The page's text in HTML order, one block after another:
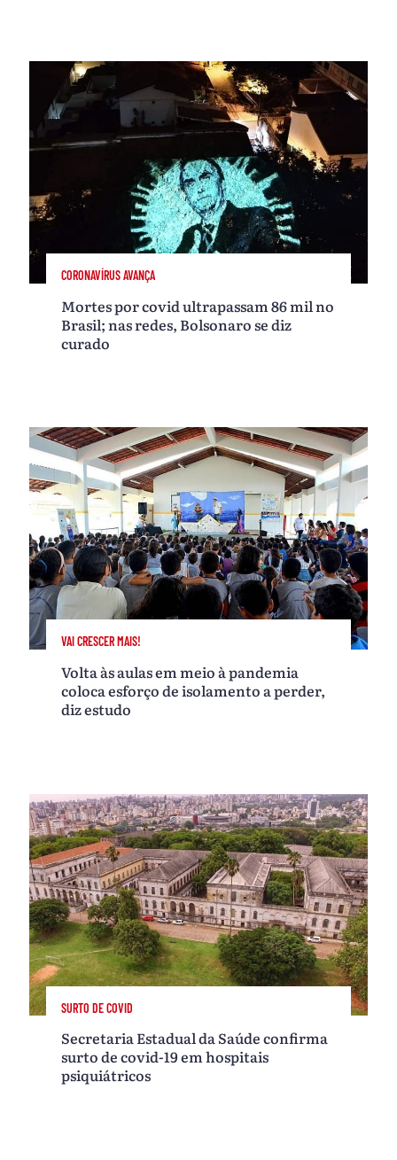
CORONAVÍRUS AVANÇA
Mortes por covid ultrapassam 86 mil no
Brasil; nas redes, Bolsonaro se diz
curado
VAI CRESCER MAIS!
Volta às aulas em meio à pandemia
coloca esforço de isolamento a perder,
diz estudo
SURTO DE COVID
Secretaria Estadual da Saúde confirma
surto de covid-19 em hospitais
psiquiátricos